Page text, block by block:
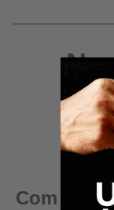
Com